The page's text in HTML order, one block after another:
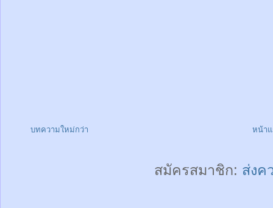
บทความใหม่กว่า หน้า
สมัครสมาชิก: ส่งค